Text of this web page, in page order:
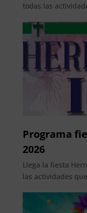
todas las
Programa
2026
Llega la fiesta
las actividades